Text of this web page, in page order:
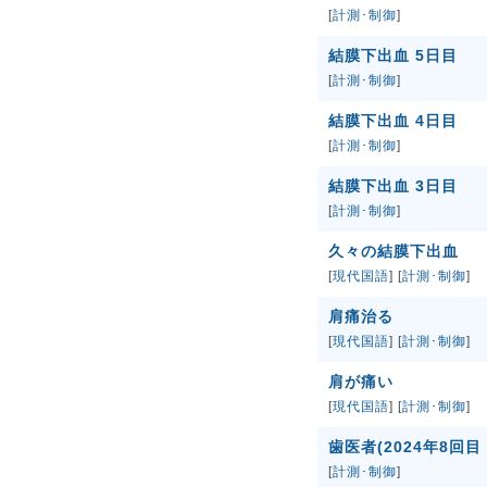
[計測･制御]
結膜下出血 5日目
[計測･制御]
結膜下出血 4日目
[計測･制御]
結膜下出血 3日目
[計測･制御]
久々の結膜下出血
[現代国語] [計測･制御]
肩痛治る
[現代国語] [計測･制御]
肩が痛い
[現代国語] [計測･制御]
歯医者(2024年8回目
[計測･制御]